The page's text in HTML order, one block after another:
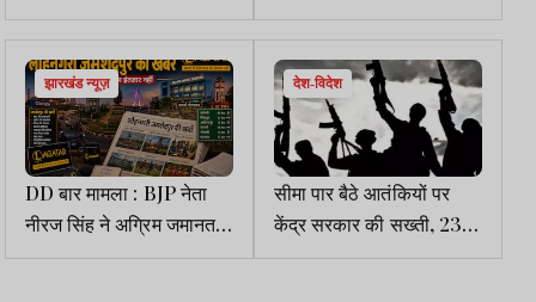
श्मशान, कब्रिस्तान पर फोकस
एक्शन, वासेपुर स्थित घर पर
चला बुलडोजर
झारखंड न्यूज़
DD बार मामला : BJP नेता
नीरज सिंह ने अग्रिम जमानत
याचिका की दायर, पत्नी ने
देश-विदेश
सीमा पार बैठे आतंकियों पर
केंद्र सरकार की सख्ती, 23
पाकिस्तानियों को किया